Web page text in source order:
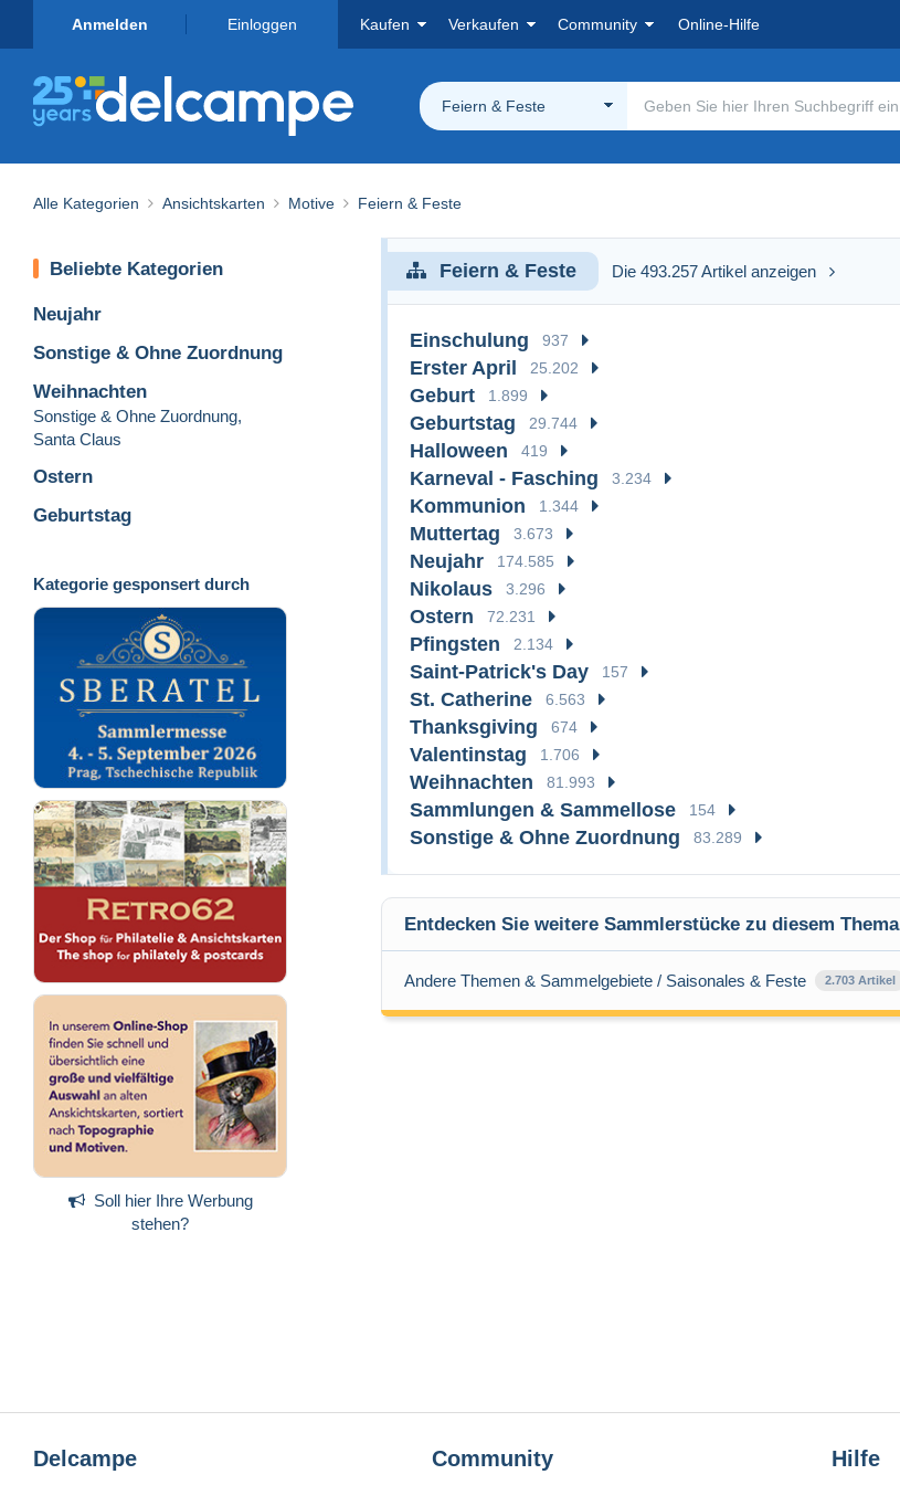
Anmelden Einloggen Kaufen Verkaufen Community Online-Hilfe
Feiern & Feste
Alle Kategorien Ansichtskarten Motive Feiern & Feste
Beliebte Kategorien
Neujahr
Sonstige & Ohne Zuordnung
Weihnachten
Sonstige & Ohne Zuordnung,
Santa Claus
Ostern
Geburtstag
Kategorie gesponsert durch
Soll hier Ihre Werbung
stehen?
Feiern & Feste Die 493.257 Artikel anzeigen
Einschulung 937
Erster April 25.202
Geburt 1.899
Geburtstag 29.744
Halloween 419
Karneval - Fasching 3.234
Kommunion 1.344
Muttertag 3.673
Neujahr 174.585
Nikolaus 3.296
Ostern 72.231
Pfingsten 2.134
Saint-Patrick's Day 157
St. Catherine 6.563
Thanksgiving 674
Valentinstag 1.706
Weihnachten 81.993
Sammlungen & Sammellose 154
Sonstige & Ohne Zuordnung 83.289
Entdecken Sie weitere Sammlerstücke zu diesem Thema
Andere Themen & Sammelgebiete / Saisonales & Feste 2.703 Artikel
Delcampe Community Hilfe